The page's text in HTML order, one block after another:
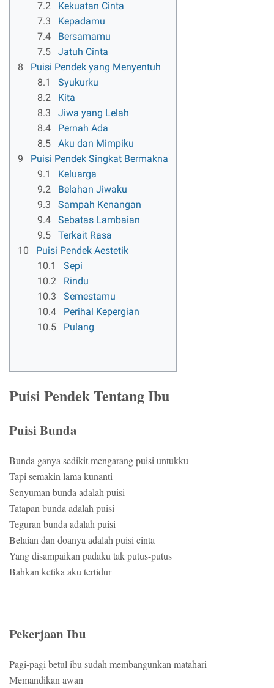
7.2
Kekuatan Cinta
7.3
Kepadamu
7.4
Bersamamu
7.5
Jatuh Cinta
8
Puisi Pendek yang Menyentuh
8.1
Syukurku
8.2
Kita
8.3
Jiwa yang Lelah
8.4
Pernah Ada
8.5
Aku dan Mimpiku
9
Puisi Pendek Singkat Bermakna
9.1
Keluarga
9.2
Belahan Jiwaku
9.3
Sampah Kenangan
9.4
Sebatas Lambaian
9.5
Terkait Rasa
10
Puisi Pendek Aestetik
10.1
Sepi
10.2
Rindu
10.3
Semestamu
10.4
Perihal Kepergian
10.5
Pulang
Puisi Pendek Tentang Ibu
Puisi Bunda
Bunda ganya sedikit mengarang puisi untukku
Tapi semakin lama kunanti
Senyuman bunda adalah puisi
Tatapan bunda adalah puisi
Teguran bunda adalah puisi
Belaian dan doanya adalah puisi cinta
Yang disampaikan padaku tak putus-putus
Bahkan ketika aku tertidur
Pekerjaan Ibu
Pagi-pagi betul ibu sudah membangunkan matahari
Memandikan awan